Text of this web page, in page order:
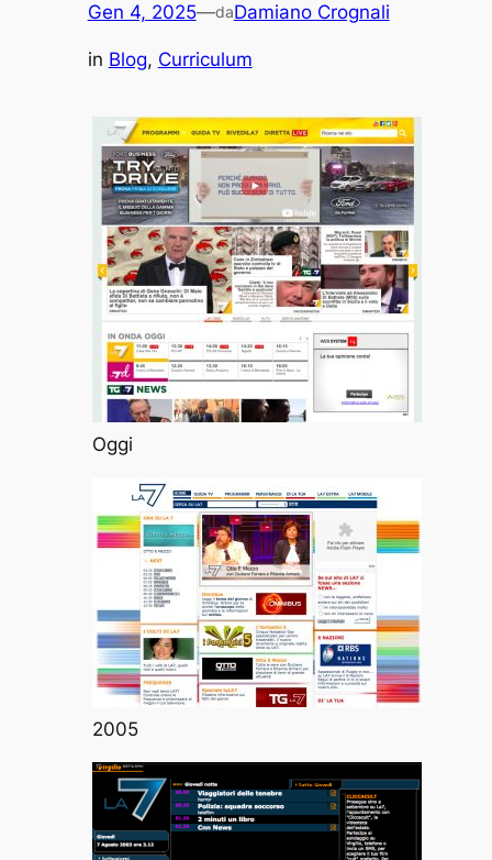
Gen 4, 2025—daDamiano Crognali
in Blog, Curriculum
Oggi
2005